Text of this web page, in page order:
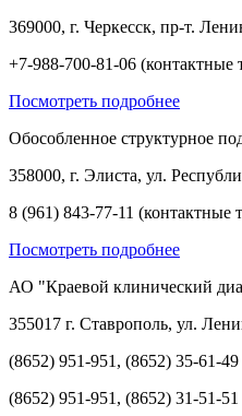
369000, г. Черкесск, пр-т.
+7-988-700-81-06 (контактные
Посмотреть подробнее
Обособленное структурное
358000, г. Элиста, ул.
8 (961) 843-77-11 (контактные
Посмотреть подробнее
АО "Краевой клинический
355017 г. Ставрополь, ул.
(8652) 951-951, (8652) 35-61-
(8652) 951-951, (8652) 31-51-